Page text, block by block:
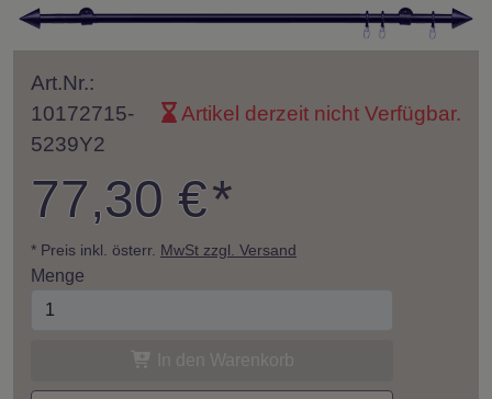
Art.Nr.:
10172715-
5239Y2
Artikel derzeit nicht Verfügbar.
77,30 €*
* Preis inkl. österr. MwSt zzgl. Versand
Menge